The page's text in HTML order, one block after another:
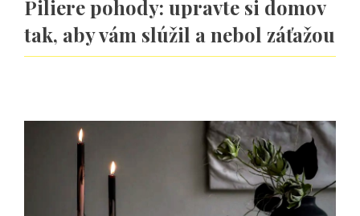
Piliere pohody: upravte si domov
tak, aby vám slúžil a nebol záťažou